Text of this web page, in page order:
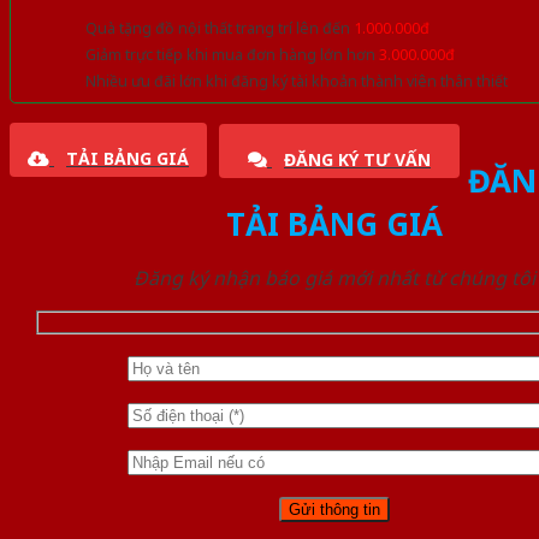
Quà tặng đồ nội thất trang trí lên đến 1.000.000đ
Giảm trực tiếp khi mua đơn hàng lớn hơn 3.000.000đ
Nhiều ưu đãi lớn khi đăng ký tài khoản thành viên thân thiết
TẢI BẢNG GIÁ ĐĂNG KÝ TƯ VẤN
TẢI BẢNG GIÁ
Đăng ký nhận báo giá mới nhất từ chúng tôi